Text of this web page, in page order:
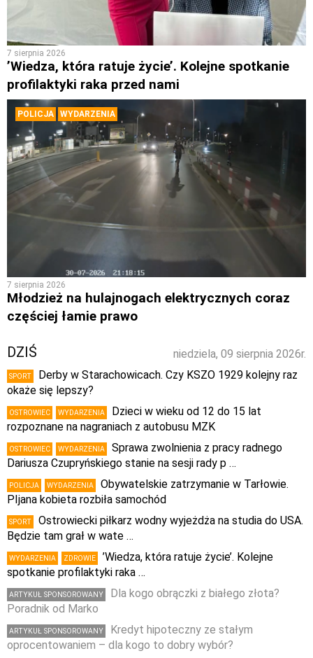
7 sierpnia 2026
’Wiedza, która ratuje życie’. Kolejne spotkanie
profilaktyki raka przed nami
POLICJA WYDARZENIA
7 sierpnia 2026
Młodzież na hulajnogach elektrycznych coraz
częściej łamie prawo
niedziela, 09 sierpnia 2026r.
DZIŚ
SPORT
Derby w Starachowicach. Czy KSZO 1929 kolejny raz
okaże się lepszy?
OSTROWIEC WYDARZENIA
Dzieci w wieku od 12 do 15 lat
rozpoznane na nagraniach z autobusu MZK
OSTROWIEC WYDARZENIA
Sprawa zwolnienia z pracy radnego
Dariusza Czupryńskiego stanie na sesji rady p …
POLICJA WYDARZENIA
Obywatelskie zatrzymanie w Tarłowie.
PIjana kobieta rozbiła samochód
SPORT
Ostrowiecki piłkarz wodny wyjeżdża na studia do USA.
Będzie tam grał w wate …
WYDARZENIA ZDROWIE
’Wiedza, która ratuje życie’. Kolejne
spotkanie profilaktyki raka …
ARTYKUŁ SPONSOROWANY
Dla kogo obrączki z białego złota?
Poradnik od Marko
ARTYKUŁ SPONSOROWANY
Kredyt hipoteczny ze stałym
oprocentowaniem – dla kogo to dobry wybór?